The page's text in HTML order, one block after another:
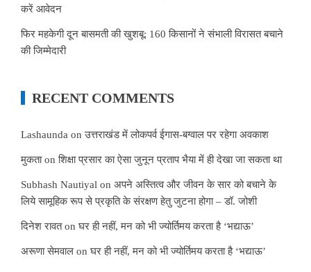
करें आवेदन
फिर महकेगी दून बासमती की खुशबू: 160 किसानों ने संभाली विरासत बचाने
की जिम्मेदारी
RECENT COMMENTS
Lashaunda onउत्तराखंड में लोकपर्व ईगास-बग्वाल पर रहेगा अवकाश
मुकताonशिक्षा प्रसार का ऐसा जुनून प्रताप भैया में ही देखा जा सकता था
Subhash Nautiyal on अपने अस्तित्व और जीवन के सार को बचाने के
लिये सामूहिक रूप से प्रकृति के संरक्षण हेतु जुटना होगा – डॉ. जोशी
दिनेश रावतonघर ही नहीं, मन को भी ज्योर्तिमय करता है ‘भद्याऊ’
अरूणा सेमवाल onघर ही नहीं, मन को भी ज्योर्तिमय करता है ‘भद्याऊ’